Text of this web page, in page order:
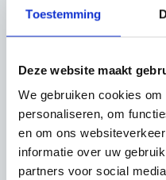
Toestemming
Deze website maakt
We gebruiken cookies
personaliseren, om
en om ons
informatie over uw
partners voor social
Begeleiding bij
Een computer
Rolstoel- en
Voorbehouden
beperking
Parkeervoorziening